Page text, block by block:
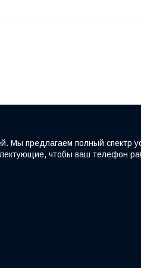
Мы предлагаем полный спектр
чтобы ваш телефон